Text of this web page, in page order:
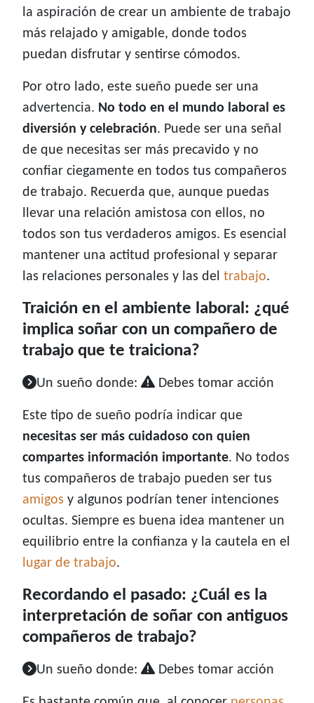
la aspiración de crear un ambiente de trabajo
más relajado y amigable, donde todos
puedan disfrutar y sentirse cómodos.
Por otro lado, este sueño puede ser una
advertencia. No todo en el mundo laboral es
diversión y celebración. Puede ser una señal
de que necesitas ser más precavido y no
confiar ciegamente en todos tus compañeros
de trabajo. Recuerda que, aunque puedas
llevar una relación amistosa con ellos, no
todos son tus verdaderos amigos. Es esencial
mantener una actitud profesional y separar
las relaciones personales y las del trabajo.
Traición en el ambiente laboral: ¿qué
implica soñar con un compañero de
trabajo que te traiciona?
Un sueño donde: Debes tomar acción
Este tipo de sueño podría indicar que
necesitas ser más cuidadoso con quien
compartes información importante. No todos
tus compañeros de trabajo pueden ser tus
amigos y algunos podrían tener intenciones
ocultas. Siempre es buena idea mantener un
equilibrio entre la confianza y la cautela en el
lugar de trabajo.
Recordando el pasado: ¿Cuál es la
interpretación de soñar con antiguos
compañeros de trabajo?
Un sueño donde: Debes tomar acción